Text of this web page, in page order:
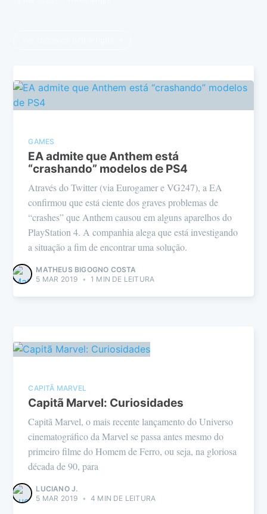
GAMES
EA admite que Anthem está
“crashando” modelos de PS4
Através do Twitter (via Eurogamer e VG247), a EA
confirmou que está ciente dos graves problemas de
“crashes” que Anthem causou em alguns aparelhos do
PlayStation 4. A companhia alega que está investigando
a situação a fim de encontrar uma solução.
MATHEUS BIGOGNO COSTA
5 MAR 2019 • 1 MIN DE LEITURA
CAPITÃ MARVEL
Capitã Marvel: Curiosidades
Capitã Marvel, o mais recente lançamento do Universo
cinematográfico da Marvel se passa antes mesmo do
primeiro filme do Homem de Ferro, ou seja, na gloriosa
década de 90, para
LUCIANO J.
5 MAR 2019 • 4 MIN DE LEITURA